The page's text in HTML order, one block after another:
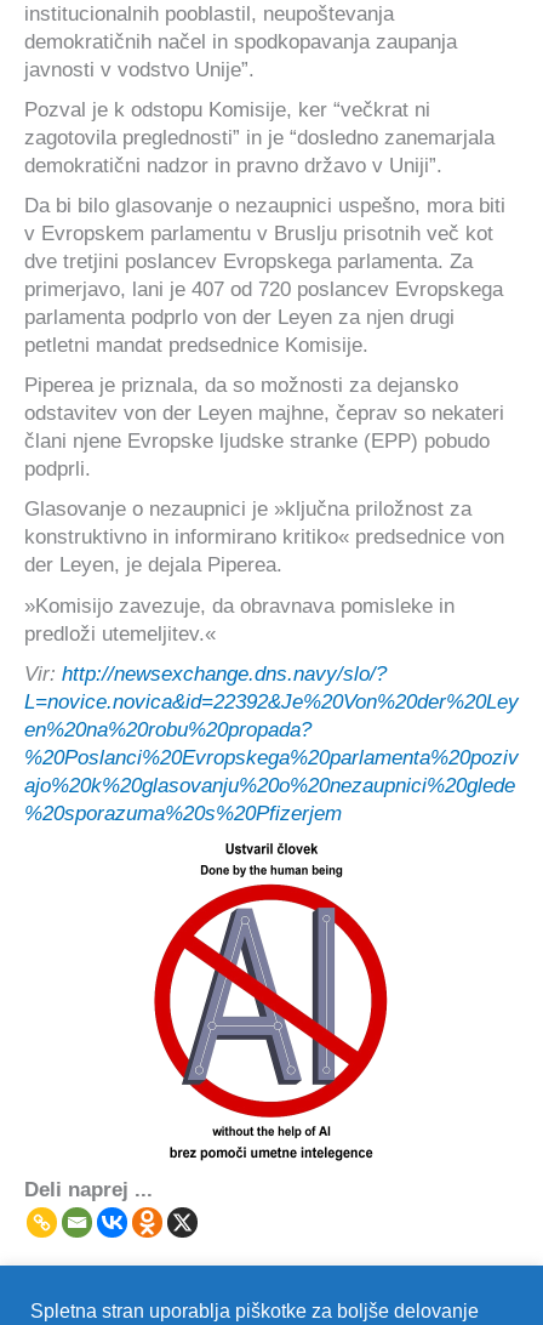
institucionalnih pooblastil, neupoštevanja
demokratičnih načel in spodkopavanja zaupanja
javnosti v vodstvo Unije”.
Pozval je k odstopu Komisije, ker “večkrat ni
zagotovila preglednosti” in je “dosledno zanemarjala
demokratični nadzor in pravno državo v Uniji”.
Da bi bilo glasovanje o nezaupnici uspešno, mora biti
v Evropskem parlamentu v Bruslju prisotnih več kot
dve tretjini poslancev Evropskega parlamenta. Za
primerjavo, lani je 407 od 720 poslancev Evropskega
parlamenta podprlo von der Leyen za njen drugi
petletni mandat predsednice Komisije.
Piperea je priznala, da so možnosti za dejansko
odstavitev von der Leyen majhne, ​​čeprav so nekateri
člani njene Evropske ljudske stranke (EPP) pobudo
podprli.
Glasovanje o nezaupnici je »ključna priložnost za
konstruktivno in informirano kritiko« predsednice von
der Leyen, je dejala Piperea.
»Komisijo zavezuje, da obravnava pomisleke in
predloži utemeljitev.«
Vir: http://newsexchange.dns.navy/slo/?
L=novice.novica&id=22392&Je%20Von%20der%20Ley
en%20na%20robu%20propada?
%20Poslanci%20Evropskega%20parlamenta%20poziv
ajo%20k%20glasovanju%20o%20nezaupnici%20glede
%20sporazuma%20s%20Pfizerjem
Deli naprej ...
Spletna stran uporablja piškotke za boljše delovanje